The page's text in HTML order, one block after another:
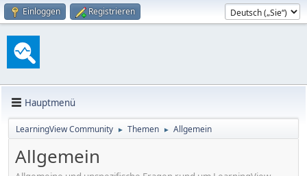
Einloggen Registrieren
Hauptmenü
LearningView Community ► Themen ► Allgemein
Allgemein